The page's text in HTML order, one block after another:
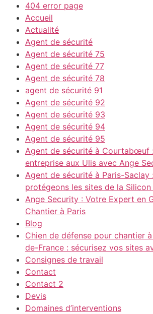
404 error page
Accueil
Actualité
Agent de sécurité
Agent de sécurité 75
Agent de sécurité 77
Agent de sécurité 78
agent de sécurité 91
Agent de sécurité 92
Agent de sécurité 93
Agent de sécurité 94
Agent de sécurité 95
Agent de sécurité à Courtabœuf
entreprise aux Ulis avec Ange
Agent de sécurité à Paris-Saclay
protégeons les sites de la
Ange Security : Votre Expert en
Chantier à Paris
Blog
Chien de défense pour chantier
de-France : sécurisez vos sites
Consignes de travail
Contact
Contact 2
Devis
Domaines d’interventions